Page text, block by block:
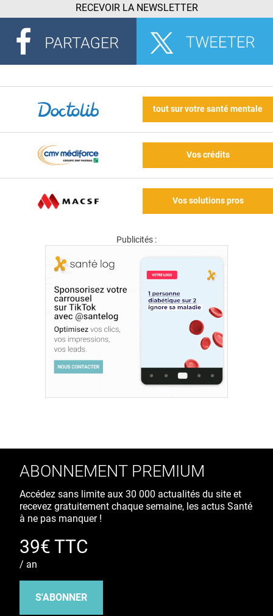
RECEVOIR LA NEWSLETTER
tout sur votre santé mentale
Vos crédits
Vos solutions pros
Publicités :
ABONNEMENT PREMIUM
Accédez sans limite aux 30 000 actualités du site et
recevez gratuitement chaque semaine, les actus Santé
à ne pas manquer !
39€ TTC
/ an
S'ABONNER